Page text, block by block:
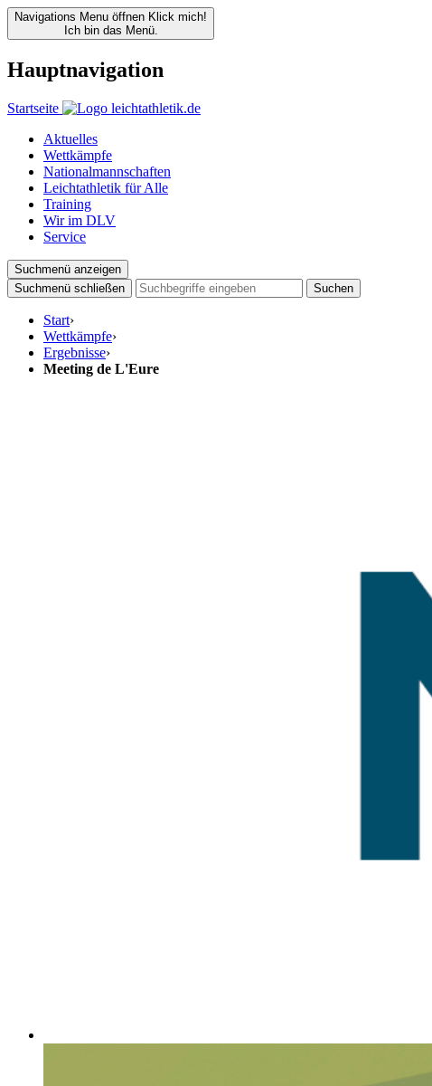
Navigations Menu öffnen Klick mich!
Ich bin das Menü.
Hauptnavigation
Startseite
Aktuelles
Wettkämpfe
Nationalmannschaften
Leichtathletik für Alle
Training
Wir im DLV
Service
Suchmenü anzeigen
Suchmenü schließen
Suchen
Start›
Wettkämpfe›
Ergebnisse›
Meeting de L'Eure